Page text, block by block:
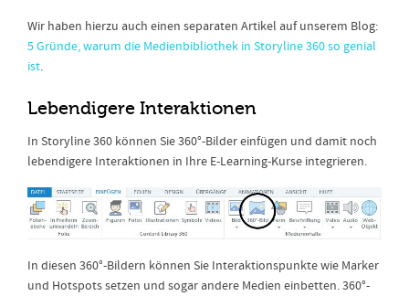
Wir haben hierzu auch einen separaten Artikel auf unserem Blog:
5 Gründe, warum die Medienbibliothek in Storyline 360 so genial
ist.
Lebendigere Interaktionen
In Storyline 360 können Sie 360°-Bilder einfügen und damit noch
lebendigere Interaktionen in Ihre E-Learning-Kurse integrieren.
In diesen 360°-Bildern können Sie Interaktionspunkte wie Marker
und Hotspots setzen und sogar andere Medien einbetten. 360°-